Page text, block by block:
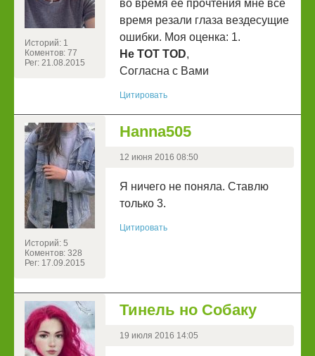
Историй: 1
Коментов: 77
Рег: 21.08.2015
во время её прочтения мне всё
время резали глаза вездесущие
ошибки. Моя оценка: 1.
He TOT TOD,
Согласна с Вами
Цитировать
Историй: 5
Коментов: 328
Рег: 17.09.2015
Hanna505
12 июня 2016 08:50
Я ничего не поняла. Ставлю
только 3.
Цитировать
Тинель но Собаку
19 июля 2016 14:05